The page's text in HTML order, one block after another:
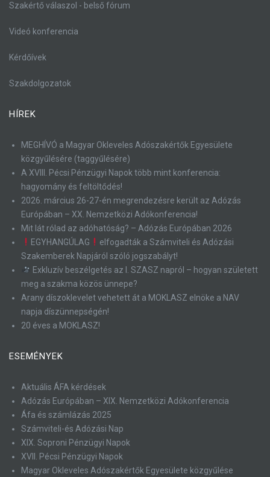
Szakértő válaszol - belső fórum
Videó konferencia
Kérdőívek
Szakdolgozatok
HÍREK
MEGHÍVÓ a Magyar Okleveles Adószakértők Egyesülete
közgyűlésére (taggyűlésére)
A XVIII. Pécsi Pénzügyi Napok több mint konferencia:
hagyomány és feltöltődés!
2026. március 26-27-én megrendezésre került az Adózás
Európában – XX. Nemzetközi Adókonferencia!
Mit lát rólad az adóhatóság? – Adózás Európában 2026
EGYHANGÚLAG
elfogadták a Számviteli és Adózási
Szakemberek Napjáról szóló jogszabályt!
Exkluzív beszélgetés az I. SZASZ napról – hogyan született
meg a szakma közös ünnepe?
Arany díszoklevelet vehetett át a MOKLASZ elnöke a NAV
napja díszünnepségén!
20 éves a MOKLASZ!
ESEMÉNYEK
Aktuális ÁFA kérdések
Adózás Európában – XIX. Nemzetközi Adókonferencia
Áfa és számlázás 2025
Számviteli-és Adózási Nap
XIX. Soproni Pénzügyi Napok
XVII. Pécsi Pénzügyi Napok
Magyar Okleveles Adószakértők Egyesülete közgyűlése